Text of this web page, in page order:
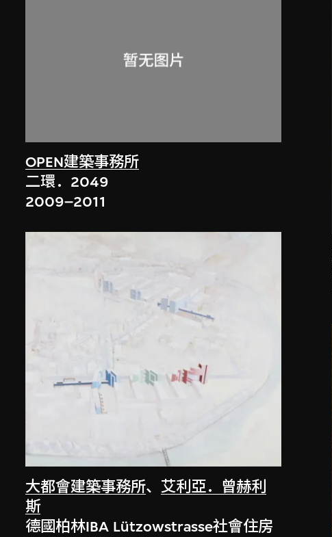
OPEN建築事務所
二環．2049
2009–2011
大都會建築事務所、艾利亞．曾赫利
斯
德國柏林IBA Lützowstrasse社會住房